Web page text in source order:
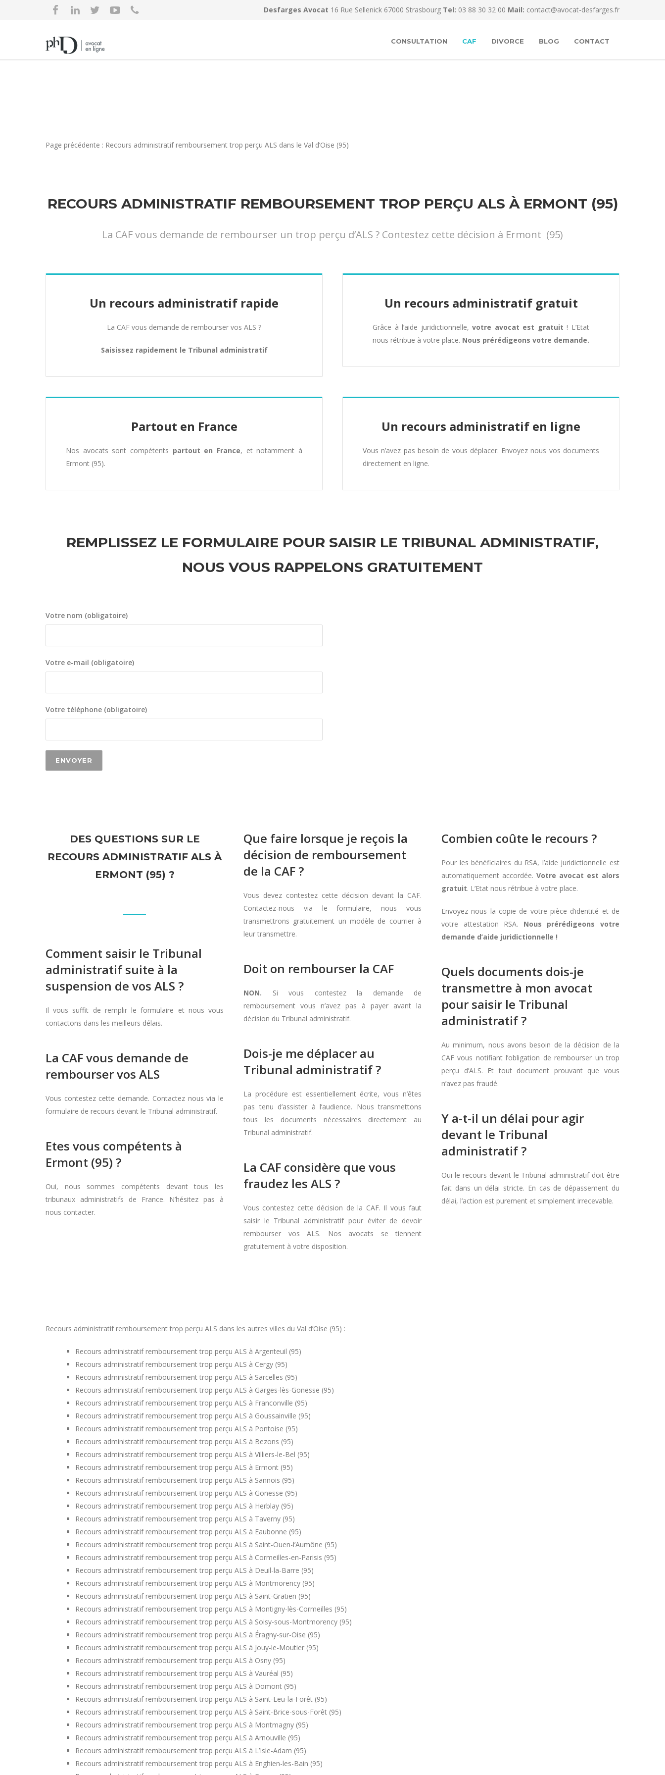
Desfarges Avocat 16 Rue Sellenick 67000 Strasbourg Tel: 03 88 30 32 00 Mail: contact@avocat-desfarges.fr
CONSULTATION CAF DIVORCE BLOG CONTACT
Page précédente : Recours administratif remboursement trop perçu ALS dans le Val d’Oise (95)
RECOURS ADMINISTRATIF REMBOURSEMENT TROP PERÇU ALS À ERMONT (95)
La CAF vous demande de rembourser un trop perçu d’ALS ? Contestez cette décision à Ermont (95)
Un recours administratif rapide
La CAF vous demande de rembourser vos ALS ?
Saisissez rapidement le Tribunal administratif
Un recours administratif gratuit
Grâce à l’aide juridictionnelle,votre avocat est gratuit ! L’Etat
nous rétribue à votre place. Nous prérédigeons votre demande.
Partout en France
Nos avocats sont compétents partout en France, et notamment à
Ermont (95).
Un recours administratif en ligne
Vous n’avez pas besoin de vous déplacer. Envoyez nous vos documents
directement en ligne.
REMPLISSEZ LE FORMULAIRE POUR SAISIR LE TRIBUNAL ADMINISTRATIF,
NOUS VOUS RAPPELONS GRATUITEMENT
Votre nom (obligatoire)
Votre e-mail (obligatoire)
Votre téléphone (obligatoire)
DES QUESTIONS SUR LE
RECOURS ADMINISTRATIF ALS À
ERMONT (95) ?
Comment saisir le Tribunal
administratif suite à la
suspension de vos ALS ?
Il vous suffit de remplir le formulaire et nous vous
contactons dans les meilleurs délais.
La CAF vous demande de
rembourser vos ALS
Vous contestez cette demande. Contactez nous via le
formulaire de recours devant le Tribunal administratif.
Etes vous compétents à
Ermont (95) ?
Oui, nous sommes compétents devant tous les
tribunaux administratifs de France. N’hésitez pas à
nous contacter.
Que faire lorsque je reçois la
décision de remboursement
de la CAF ?
Vous devez contestez cette décision devant la CAF.
Contactez-nous via le formulaire, nous vous
transmettrons gratuitement un modèle de courrier à
leur transmettre.
Doit on rembourser la CAF
NON. Si vous contestez la demande de
remboursement vous n’avez pas à payer avant la
décision du Tribunal administratif.
Dois-je me déplacer au
Tribunal administratif ?
La procédure est essentiellement écrite, vous n’êtes
pas tenu d’assister à l’audience. Nous transmettons
tous les documents nécessaires directement au
Tribunal administratif.
La CAF considère que vous
fraudez les ALS ?
Vous contestez cette décision de la CAF. Il vous faut
saisir le Tribunal administratif pour éviter de devoir
rembourser vos ALS. Nos avocats se tiennent
gratuitement à votre disposition.
Combien coûte le recours ?
Pour les bénéficiaires du RSA, l’aide juridictionnelle est
automatiquement accordée. Votre avocat est alors
gratuit. L’Etat nous rétribue à votre place.
Envoyez nous la copie de votre pièce d’identité et de
votre attestation RSA. Nous prérédigeons votre
demande d’aide juridictionnelle !
Quels documents dois-je
transmettre à mon avocat
pour saisir le Tribunal
administratif ?
Au minimum, nous avons besoin de la décision de la
CAF vous notifiant l’obligation de rembourser un trop
perçu d’ALS. Et tout document prouvant que vous
n’avez pas fraudé.
Y a-t-il un délai pour agir
devant le Tribunal
administratif ?
Oui le recours devant le Tribunal administratif doit être
fait dans un délai stricte. En cas de dépassement du
délai, l’action est purement et simplement irrecevable.
Recours administratif remboursement trop perçu ALS dans les autres villes du Val d’Oise (95) :
Recours administratif remboursement trop perçu ALS à Argenteuil (95)
Recours administratif remboursement trop perçu ALS à Cergy (95)
Recours administratif remboursement trop perçu ALS à Sarcelles (95)
Recours administratif remboursement trop perçu ALS à Garges-lès-Gonesse (95)
Recours administratif remboursement trop perçu ALS à Franconville (95)
Recours administratif remboursement trop perçu ALS à Goussainville (95)
Recours administratif remboursement trop perçu ALS à Pontoise (95)
Recours administratif remboursement trop perçu ALS à Bezons (95)
Recours administratif remboursement trop perçu ALS à Villiers-le-Bel (95)
Recours administratif remboursement trop perçu ALS à Ermont (95)
Recours administratif remboursement trop perçu ALS à Sannois (95)
Recours administratif remboursement trop perçu ALS à Gonesse (95)
Recours administratif remboursement trop perçu ALS à Herblay (95)
Recours administratif remboursement trop perçu ALS à Taverny (95)
Recours administratif remboursement trop perçu ALS à Eaubonne (95)
Recours administratif remboursement trop perçu ALS à Saint-Ouen-l’Aumône (95)
Recours administratif remboursement trop perçu ALS à Cormeilles-en-Parisis (95)
Recours administratif remboursement trop perçu ALS à Deuil-la-Barre (95)
Recours administratif remboursement trop perçu ALS à Montmorency (95)
Recours administratif remboursement trop perçu ALS à Saint-Gratien (95)
Recours administratif remboursement trop perçu ALS à Montigny-lès-Cormeilles (95)
Recours administratif remboursement trop perçu ALS à Soisy-sous-Montmorency (95)
Recours administratif remboursement trop perçu ALS à Éragny-sur-Oise (95)
Recours administratif remboursement trop perçu ALS à Jouy-le-Moutier (95)
Recours administratif remboursement trop perçu ALS à Osny (95)
Recours administratif remboursement trop perçu ALS à Vauréal (95)
Recours administratif remboursement trop perçu ALS à Domont (95)
Recours administratif remboursement trop perçu ALS à Saint-Leu-la-Forêt (95)
Recours administratif remboursement trop perçu ALS à Saint-Brice-sous-Forêt (95)
Recours administratif remboursement trop perçu ALS à Montmagny (95)
Recours administratif remboursement trop perçu ALS à Arnouville (95)
Recours administratif remboursement trop perçu ALS à L’Isle-Adam (95)
Recours administratif remboursement trop perçu ALS à Enghien-les-Bain (95)